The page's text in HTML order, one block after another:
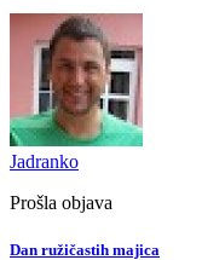
Jadranko
Prošla objava
Dan ružičastih majica